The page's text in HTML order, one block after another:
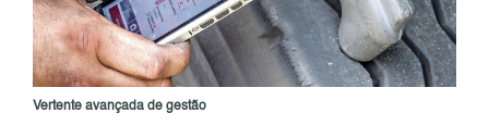
Vertente avançada de gestão